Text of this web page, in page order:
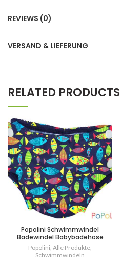
REVIEWS (0)
VERSAND & LIEFERUNG
RELATED PRODUCTS
Popolini Schwimmwindel
Badewindel Babybadehose
Popolini, Alle Produkte,
Schwimmwindeln